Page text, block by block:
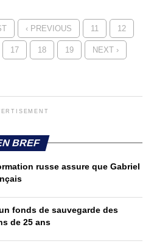
‹ PREVIOUS 11 12
17 18 19 NEXT ›
BREF
russe assure que Gabriel
fonds de sauvegarde des
de 25 ans